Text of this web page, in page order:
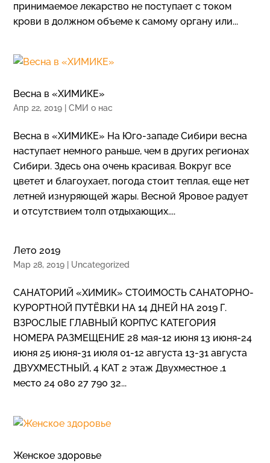
принимаемое лекарство не поступает с током
крови в должном объеме к самому органу или...
Весна в «ХИМИКЕ»
Апр 22, 2019 |СМИ о нас
Весна в «ХИМИКЕ» На Юго-западе Сибири весна
наступает немного раньше, чем в других регионах
Сибири. Здесь она очень красивая. Вокруг все
цветет и благоухает, погода стоит теплая, еще нет
летней изнуряющей жары. Весной Яровое радует
и отсутствием толп отдыхающих....
Лето 2019
Мар 28, 2019 Uncategorized
САНАТОРИЙ «ХИМИК» СТОИМОСТЬ САНАТОРНО-
КУРОРТНОЙ ПУТЁВКИ НА 14 ДНЕЙ НА 2019 Г.
ВЗРОСЛЫЕ ГЛАВНЫЙ КОРПУС КАТЕГОРИЯ
НОМЕРА РАЗМЕЩЕНИЕ 28 мая-12 июня 13 июня-24
июня 25 июня-31 июля 01-12 августа 13-31 августа
ДВУХМЕСТНЫЙ, 4 КАТ 2 этаж Двухместное ,1
место 24 080 27 790 32...
Женское здоровье